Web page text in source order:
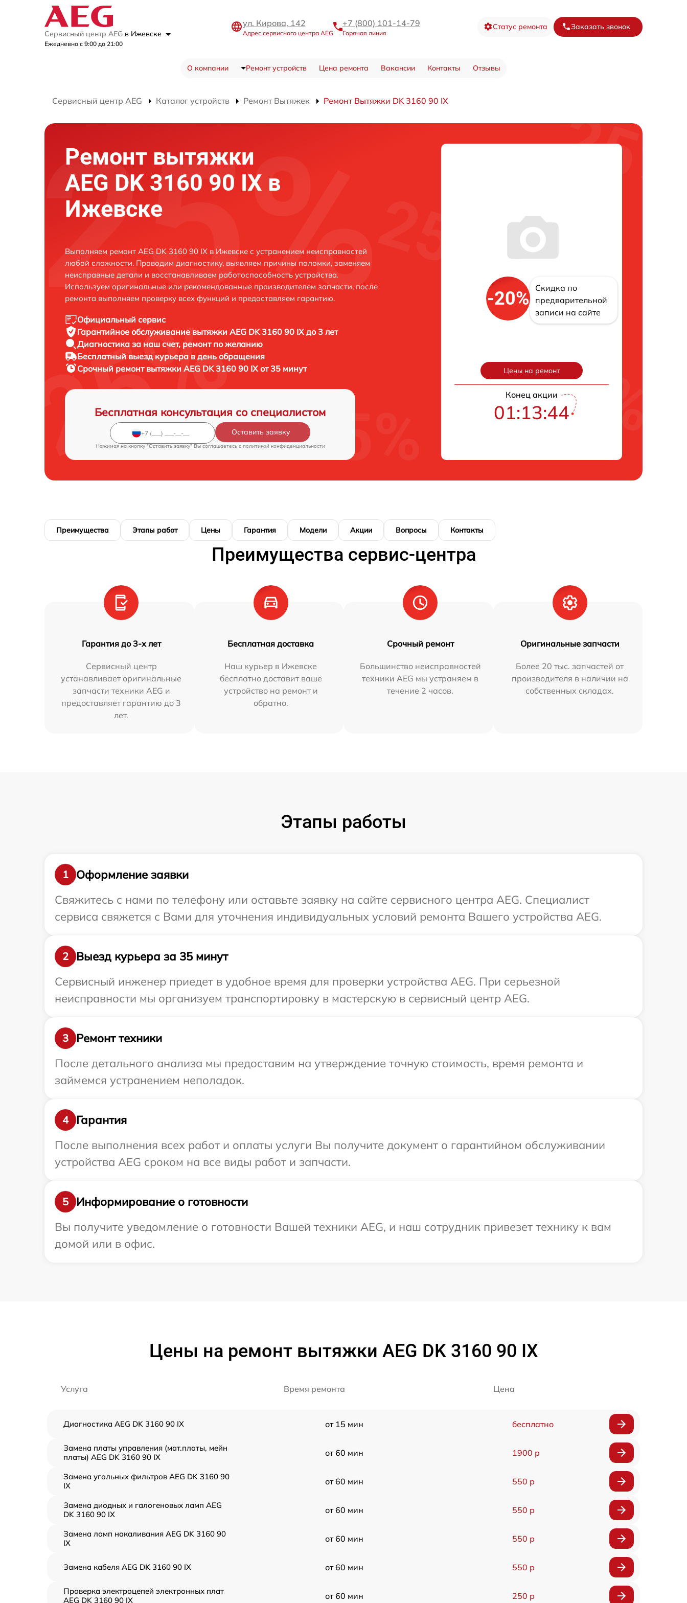
Сервисный центр AEG в Ижевске
Ежедневно с 9:00 до 21:00
ул. Кирова, 142
Адрес сервисного центра AEG
+7 (800) 101-14-79
Горячая линия
Статус ремонта Заказать звонок
О компании Ремонт устройств Цена ремонта Вакансии Контакты Отзывы
Сервисный центр AEG Каталог устройств Ремонт Вытяжек Ремонт Вытяжки DK 3160 90 IX
Ремонт вытяжки
AEG DK 3160 90 IX в
Ижевске
Выполняем ремонт AEG DK 3160 90 IX в Ижевске с устранением неисправностей
любой сложности. Проводим диагностику, выявляем причины поломки, заменяем
неисправные детали и восстанавливаем работоспособность устройства.
Используем оригинальные или рекомендованные производителем запчасти, после
ремонта выполняем проверку всех функций и предоставляем гарантию.
Официальный сервис
Гарантийное обслуживание вытяжки AEG DK 3160 90 IX до 3 лет
Диагностика за наш счет, ремонт по желанию
Бесплатный выезд курьера в день обращения
Срочный ремонт вытяжки AEG DK 3160 90 IX от 35 минут
Бесплатная консультация со специалистом
Оставить заявку
Нажимая на кнопку "Оставить заявку" Вы соглашаетесь c политикой конфиденциальности
-20%
Скидка по
предварительной
записи на сайте
Цены на ремонт
Конец акции
01:13:43
Преимущества Этапы работ Цены Гарантия Модели Акции Вопросы Контакты
Преимущества сервис-центра
Гарантия до 3-х лет
Сервисный центр
устанавливает оригинальные
запчасти техники AEG и
предоставляет гарантию до 3
лет.
Бесплатная доставка
Наш курьер в Ижевске
бесплатно доставит ваше
устройство на ремонт и
обратно.
Срочный ремонт
Большинство неисправностей
техники AEG мы устраняем в
течение 2 часов.
Оригинальные запчасти
Более 20 тыс. запчастей от
производителя в наличии на
собственных складах.
Этапы работы
1
Оформление заявки
Свяжитесь с нами по телефону или оставьте заявку на сайте сервисного центра AEG. Специалист
сервиса свяжется с Вами для уточнения индивидуальных условий ремонта Вашего устройства AEG.
2
Выезд курьера за 35 минут
Сервисный инженер приедет в удобное время для проверки устройства AEG. При серьезной
неисправности мы организуем транспортировку в мастерскую в сервисный центр AEG.
3
Ремонт техники
После детального анализа мы предоставим на утверждение точную стоимость, время ремонта и
займемся устранением неполадок.
4
Гарантия
После выполнения всех работ и оплаты услуги Вы получите документ о гарантийном обслуживании
устройства AEG сроком на все виды работ и запчасти.
5
Информирование о готовности
Вы получите уведомление о готовности Вашей техники AEG, и наш сотрудник привезет технику к вам
домой или в офис.
Цены на ремонт вытяжки AEG DK 3160 90 IX
Услуга Время ремонта Цена
Диагностика AEG DK 3160 90 IX от 15 мин бесплатно
Замена платы управления (мат.платы, мейн
платы) AEG DK 3160 90 IX
от 60 мин 1900 р
Замена угольных фильтров AEG DK 3160 90
IX
от 60 мин 550 р
Замена диодных и галогеновых ламп AEG
DK 3160 90 IX
от 60 мин 550 р
Замена ламп накаливания AEG DK 3160 90
IX
от 60 мин 550 р
Замена кабеля AEG DK 3160 90 IX от 60 мин 550 р
Проверка электроцепей электронных плат
AEG DK 3160 90 IX
от 60 мин 250 р